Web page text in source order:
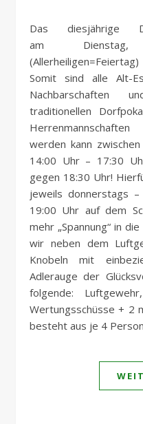
Das diesjährige Dorfpokal-Schießen findet
am
Somit sind alle Alt-
Nachbarschaften
traditionellen
werden kann
14:00 Uhr – 17:30
gegen 18:30 Uhr!
jeweils donnerstags
19:00 Uhr auf dem
mehr „Spannung“ in
wir neben dem
Knobeln mit
Adlerauge der
folgende:
Wertungsschüsse + 2
besteht aus je 4